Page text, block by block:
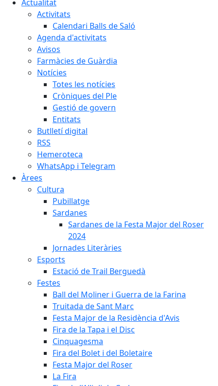
Actualitat
Activitats
Calendari Balls de Saló
Agenda d'activitats
Avisos
Farmàcies de Guàrdia
Notícies
Totes les notícies
Cròniques del Ple
Gestió de govern
Entitats
Butlletí digital
RSS
Hemeroteca
WhatsApp i Telegram
Àrees
Cultura
Pubillatge
Sardanes
Sardanes de la Festa Major del Roser
2024
Jornades Literàries
Esports
Estació de Trail Berguedà
Festes
Ball del Moliner i Guerra de la Farina
Truitada de Sant Marc
Festa Major de la Residència d'Avis
Fira de la Tapa i el Disc
Cinquagesma
Fira del Bolet i del Boletaire
Festa Major del Roser
La Fira